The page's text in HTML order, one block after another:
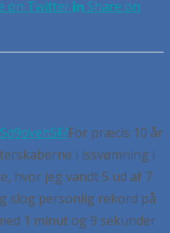
on Twitter
Share on
For præcis 10 år
i issvømning i
hvor jeg vandt 5 ud af 7
slog personlig rekord på
1 minut og 9 sekunder